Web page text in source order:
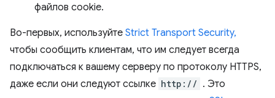
файлов cookie.
Во-первых, используйте Strict Transport Security,
чтобы сообщить клиентам, что им следует всегда
подключаться к вашему серверу по протоколу HTTPS,
даже если они следуют ссылке http:// . Это